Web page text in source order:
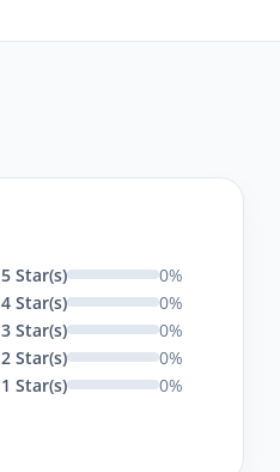
5 Star(s)
0%
4 Star(s)
0%
3 Star(s)
0%
2 Star(s)
0%
1 Star(s)
0%